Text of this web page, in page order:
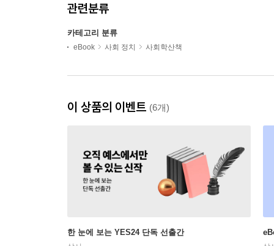
관련분류
카테고리 분류
eBook 사회 정치 사회학산책
이 상품의 이벤트 (6개)
한 눈에 보는 YES24 단독 선출간